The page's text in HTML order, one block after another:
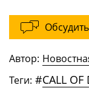
Обсудить
Автор:
Теги: #CALL OF